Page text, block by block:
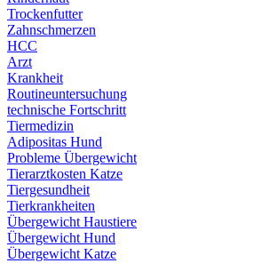
Trockenfutter
Zahnschmerzen
HCC
Arzt
Krankheit
Routineuntersuchung
technische Fortschritt
Tiermedizin
Adipositas Hund
Probleme Übergewicht
Tierarztkosten Katze
Tiergesundheit
Tierkrankheiten
Übergewicht Haustiere
Übergewicht Hund
Übergewicht Katze